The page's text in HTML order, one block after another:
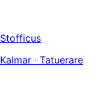
Stofficus
Kalmar · Tatuerare